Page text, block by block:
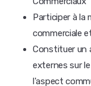
Participer à la
commerciale
Constituer un
externes sur
l'aspect